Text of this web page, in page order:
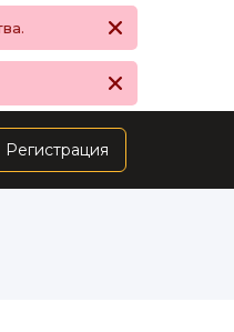
Регистрация